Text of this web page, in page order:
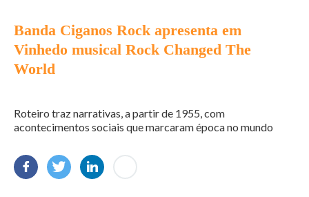
Banda Ciganos Rock apresenta em
Vinhedo musical Rock Changed The
World
Roteiro traz narrativas, a partir de 1955, com
acontecimentos sociais que marcaram época no mundo